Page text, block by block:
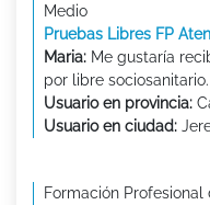
Medio
Pruebas Libres FP
Maria: Me gustaría
por libre
Usuario en provincia:
Usuario en ciudad:
Formación